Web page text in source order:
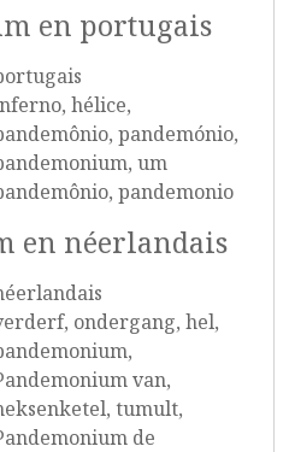
en portugais
hélice,
pandemónio,
um
pandemonio
en néerlandais
ondergang, hel,
van,
tumult,
de